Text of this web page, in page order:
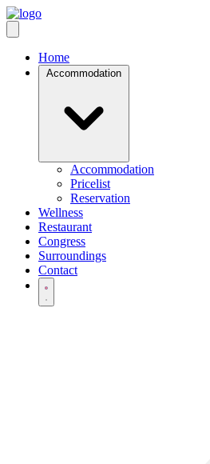
Home
Accommodation
Accommodation
Pricelist
Reservation
Wellness
Restaurant
Congress
Surroundings
Contact